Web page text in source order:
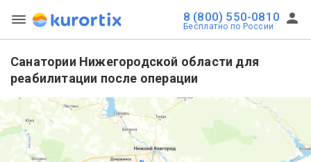
8 (800) 550-0810
Бесплатно по России
Санатории Нижегородской области для
реабилитации после операции